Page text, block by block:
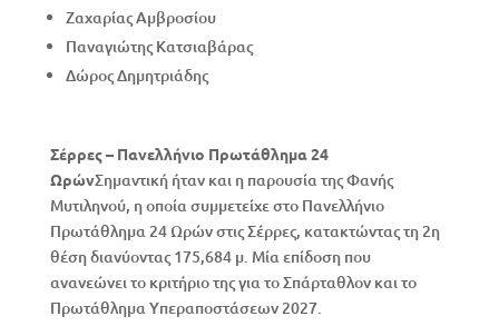
Ζαχαρίας Αμβροσίου
Παναγιώτης Κατσιαβάρας
Δώρος Δημητριάδης
Σέρρες – Πανελλήνιο Πρωτάθλημα 24
ΩρώνΣημαντική ήταν και η παρουσία της Φανής
Μυτιληνού, η οποία συμμετείχε στο Πανελλήνιο
Πρωτάθλημα 24 Ωρών στις Σέρρες, κατακτώντας τη 2η
θέση διανύοντας 175,684 μ. Μία επίδοση που
ανανεώνει το κριτήριο της για το Σπάρταθλον και το
Πρωτάθλημα Υπεραποστάσεων 2027.